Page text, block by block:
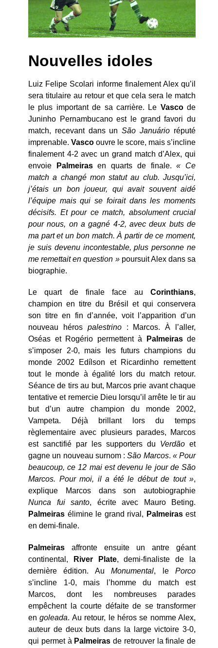
Nouvelles idoles
Luiz Felipe Scolari informe finalement Alex qu’il
sera titulaire au retour et que cela sera le match
le plus important de sa carrière. Le Vascode
Juninho Pernambucano est le grand favori du
match, recevant dans unSão Januário réputé
imprenable. Vasco ouvre le score, mais s’incline
finalement 4-2 avec un grand match d’Alex, qui
envoie
Palmeirasen quarts de finale.« Ce
match a changé mon statut au club. Jusqu’ici,
j’étais un bon joueur, qui avait souvent aidé
l’équipe mais qui se foirait dans les moments
décisifs. Et pour ce match, absolument crucial
pour nous, on a gagné 4-2, avec deux buts de
ma part et un bon match. À partir de ce moment,
je suis devenu incontestable, plus personne ne
me remettait en question »poursuit Alex dans sa
biographie.
Le quart de finale face au Corinthians,
champion en titre du Brésil et qui conservera
son titre en fin d’année, voit l’apparition d’un
nouveau héros palestrino: Marcos. À l’aller,
Oséas et Rogério permettent à
Palmeirasde
s’imposer 2-0, mais les futurs champions du
monde 2002 Edílson et Ricardinho remettent
tout le monde à égalité lors du match retour.
Séance de tirs au but, Marcos prie avant chaque
tentative et remercie Dieu lorsqu’il arrête le tir au
but d’un autre champion du monde 2002,
Vampeta. Déjà brillant lors du temps
règlementaire avec plusieurs parades, Marcos
est sanctifié par les supporters du Verdão et
gagne un nouveau surnom :São Marcos. « Pour
beaucoup, ce 12 mai est devenu le jour de São
Marcos. Pour moi, il a été le début de tout »,
explique Marcos dans son autobiographie
Nunca fui santo, écrite avec Mauro Beting.
Palmeiras élimine le grand rival, Palmeirasest
en demi-finale.
Palmeiras affronte ensuite un antre géant
continental,
River Plate, demi-finaliste de la
dernière édition. AuMonumental, lePorco
s’incline 1-0, mais l’homme du match est
Marcos, dont les nombreuses parades
empêchent la courte défaite de se transformer
engoleada. Au retour, le héros se nomme Alex,
auteur de deux buts dans la large victoire 3-0,
qui permet à Palmeiras de retrouver la finale de